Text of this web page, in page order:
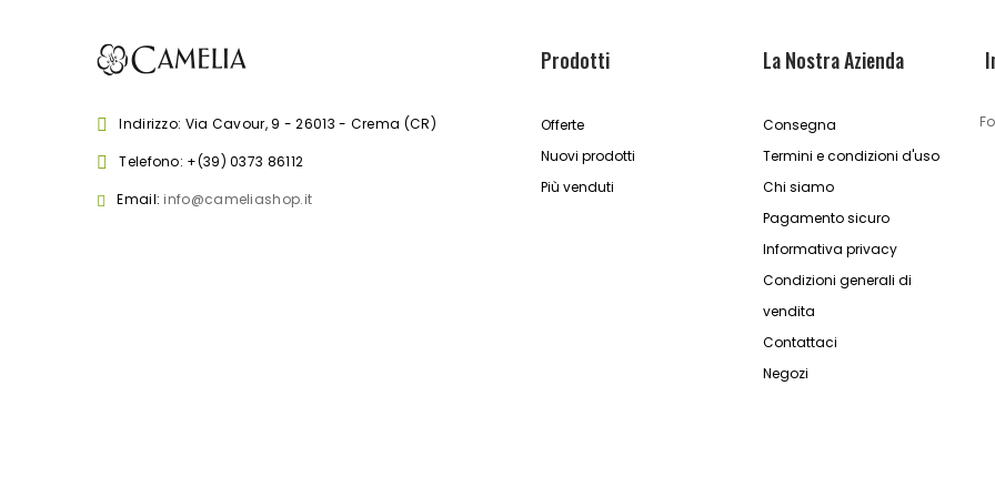
Indirizzo: Via Cavour, 9 - 26013 - Crema (CR)
Telefono: +(39) 0373 86112
Email: info@cameliashop.it
Prodotti
Offerte
Nuovi prodotti
Più venduti
La Nostra Azienda
Consegna
Termini e condizioni d'uso
Chi siamo
Pagamento sicuro
Informativa privacy
Condizioni generali di
vendita
Contattaci
Negozi